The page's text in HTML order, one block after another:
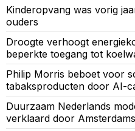
Kinderopvang was vorig
ouders
Droogte verhoogt
beperkte toegang tot
Philip Morris beboet voor
tabaksproducten door AI-
Duurzaam Nederlands
verklaard door